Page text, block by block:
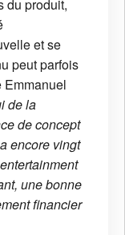
du produit,
et se
peut parfois
Emmanuel
de la
de concept
encore vingt
une bonne
financier